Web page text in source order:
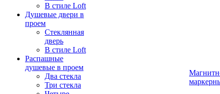
В стиле Loft
Душевые двери в
проем
Стеклянная
дверь
В стиле Loft
Распашные
душевые в проем
Два стекла
Три стекла